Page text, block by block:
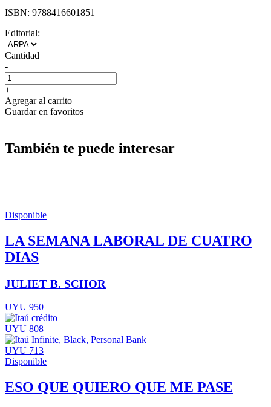
ISBN: 9788416601851
Editorial:
Cantidad
-
+
Agregar al carrito
Guardar en favoritos
También te puede interesar
Disponible
LA SEMANA LABORAL DE CUATRO
DIAS
JULIET B. SCHOR
UYU 950
UYU 808
UYU 713
Disponible
ESO QUE QUIERO QUE ME PASE